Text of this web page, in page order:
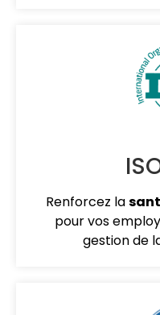
Renforcez la
pour vos
gestion de